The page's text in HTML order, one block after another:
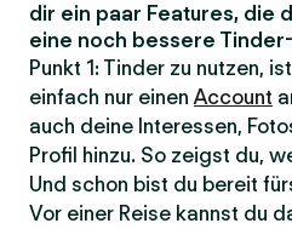
dir ein paar Features, die
eine noch bessere
Punkt 1: Tinder zu nutzen,
einfach nur einenAccount
auch deine Interessen,
Profil hinzu. So zeigst du,
Und schon bist du bereit
Vor einer Reise kannst du